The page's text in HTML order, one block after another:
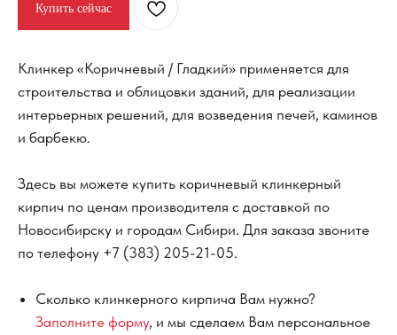
Купить сейчас
Клинкер «Коричневый / Гладкий» применяется для
строительства и облицовки зданий, для реализации
интерьерных решений, для возведения печей, каминов
и барбекю.
Здесь вы можете купить коричневый клинкерный
кирпич по ценам производителя с доставкой по
Новосибирску и городам Сибири. Для заказа звоните
по телефону +7 (383) 205-21-05.
Сколько клинкерного кирпича Вам нужно?
Заполните форму, и мы сделаем Вам персональное